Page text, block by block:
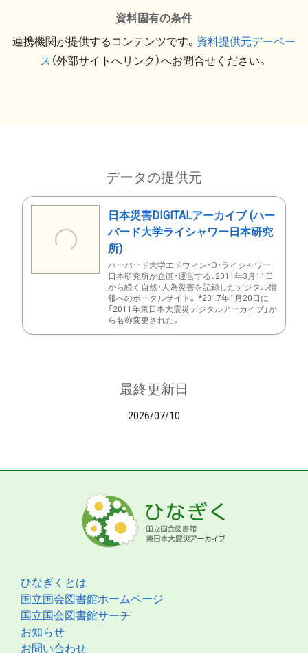
資料固有の条件
連携機関が提供するコンテンツです。 資料提供元デーベー
ス （外部サイトへリンク）へお問合せください。
データの提供元
日本災害DIGITALアーカイブ (ハー
バード大学ライシャワー日本研究
所)
ハーバード大学エドウィン・O・ライシャワー
日本研究所が企画・運営する、2011年3月11日
から続く自然・人為災害を記録したデジタル情
報へのポータルサイト。 *2017年1月20日に
「2011年東日本大震災デジタルアーカイブ」か
ら名称変更された。
最終更新日
2026/07/10
ひなぎくとは
国立国会図書館ホームページ
国立国会図書館サーチ
お知らせ
お問い合わせ